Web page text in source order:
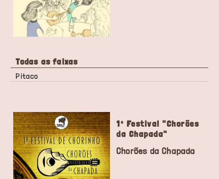
Todas as faixas
Pitaco
1º Festival "Chorões
da Chapada"
Chorões da Chapada